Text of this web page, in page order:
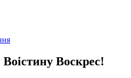
Воскрес!